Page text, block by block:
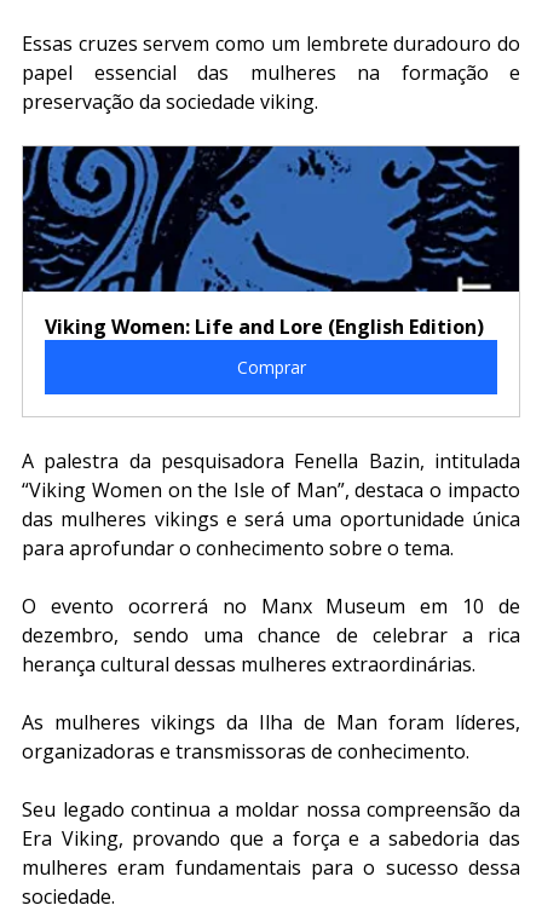
Essas cruzes servem como um lembrete duradouro do
papel essencial das mulheres na formação e
preservação da sociedade viking.
Viking Women: Life and Lore (English Edition)
Comprar
A palestra da pesquisadora Fenella Bazin, intitulada
“Viking Women on the Isle of Man”, destaca o impacto
das mulheres vikings e será uma oportunidade única
para aprofundar o conhecimento sobre o tema.
O evento ocorrerá no Manx Museum em 10 de
dezembro, sendo uma chance de celebrar a rica
herança cultural dessas mulheres extraordinárias.
As mulheres vikings da Ilha de Man foram líderes,
organizadoras e transmissoras de conhecimento.
Seu legado continua a moldar nossa compreensão da
Era Viking, provando que a força e a sabedoria das
mulheres eram fundamentais para o sucesso dessa
sociedade.